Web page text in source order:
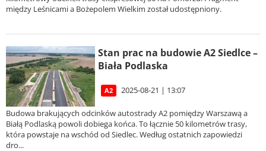
między Leśnicami a Bożepolem Wielkim został udostępniony.
Stan prac na budowie A2 Siedlce –
Biała Podlaska
A2 2025-08-21 | 13:07
Budowa brakujących odcinków autostrady A2 pomiędzy Warszawą a
Białą Podlaską powoli dobiega końca. To łącznie 50 kilometrów trasy,
która powstaje na wschód od Siedlec. Według ostatnich zapowiedzi
dro...